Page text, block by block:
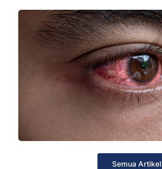
Semua Artikel